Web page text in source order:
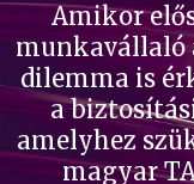
Amikor
munkavállaló
dilemma is
a
amelyhez
magyar